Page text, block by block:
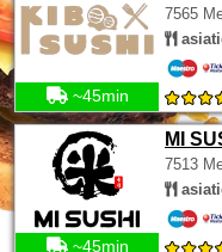
7565
~45min
MI
7513
~45min